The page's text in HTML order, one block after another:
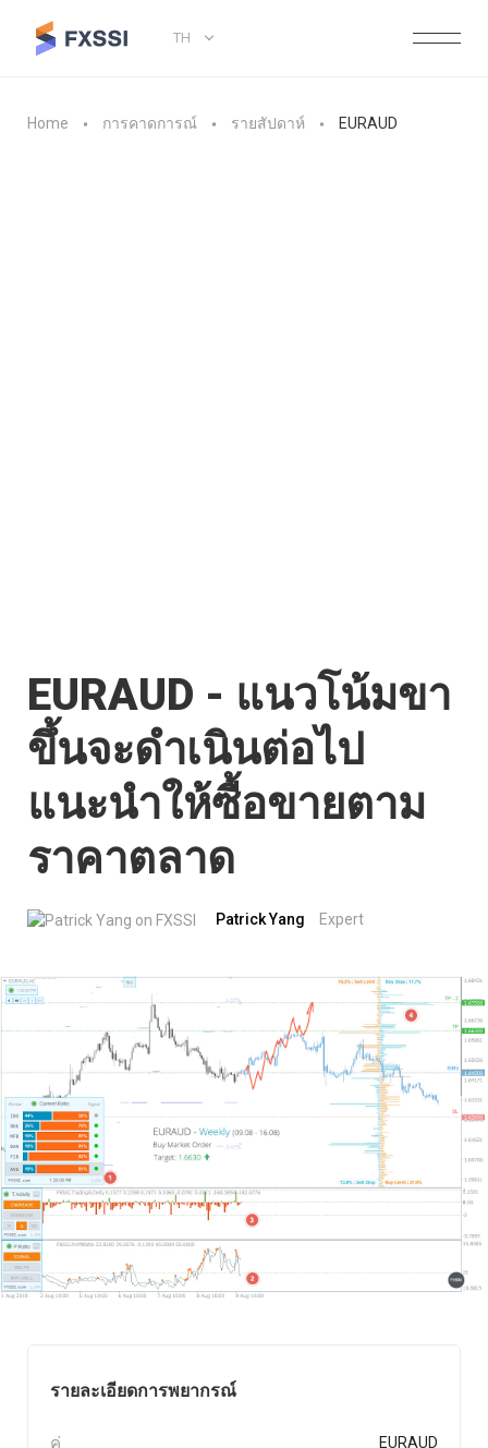
TH
Home การคาดการณ์ รายสัปดาห์ EURAUD
EURAUD - แนวโน้มขา
ขึ้นจะดำเนินต่อไป
แนะนำให้ซื้อขายตาม
ราคาตลาด
Patrick Yang Expert
รายละเอียดการพยากรณ์
EURAUD